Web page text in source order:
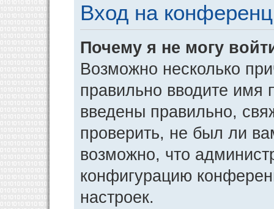
Вход на
Почему я не могу
Возможно несколько
правильно вводите имя
введены правильно,
проверить, не был ли
возможно, что
конфигурацию
настроек.